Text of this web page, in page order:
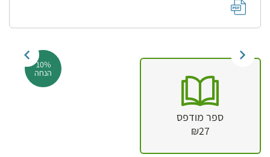
10%
הנחה
ספר מודפס
₪27